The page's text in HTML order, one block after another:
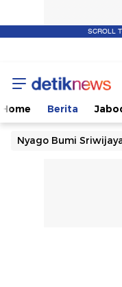
SCROLL
Home Berita
Nyago Bumi